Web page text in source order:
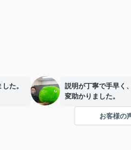
た。
説明が丁寧で手早く
変助かりました。
お客様の